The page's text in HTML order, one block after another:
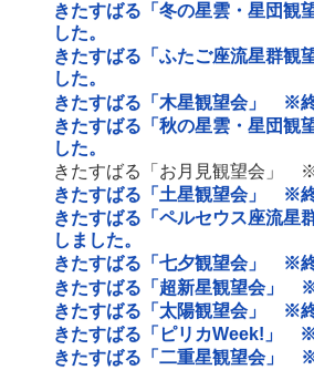
きたすばる「冬の星雲・星団
した。
きたすばる「ふたご座流星群
した。
きたすばる「木星観望会」 ※終
きたすばる「秋の星雲・星団
した。
きたすばる「お月見観望会」 ※
きたすばる「土星観望会」 ※終
きたすばる「ペルセウス座流
しました。
きたすばる「七夕観望会」 ※終
きたすばる「超新星観望会」 ※
きたすばる「太陽観望会」 ※終
きたすばる「ピリカWeek!」 ※
きたすばる「二重星観望会」 ※